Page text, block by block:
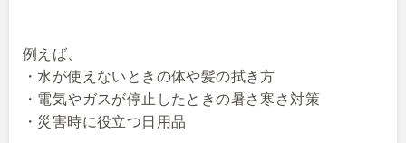
例えば、
・水が使えないときの体や髪の拭き方
・電気やガスが停止したときの暑さ寒さ対策
・災害時に役立つ日用品